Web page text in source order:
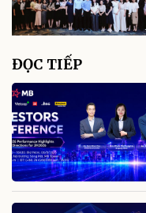
ĐỌC TIẾP